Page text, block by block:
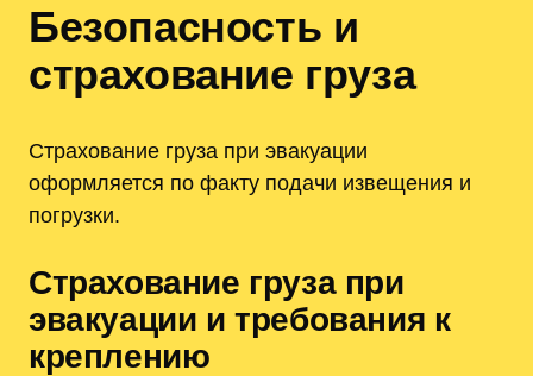
Безопасность и
страхование груза
Страхование груза при эвакуации
оформляется по факту подачи извещения и
погрузки.
Страхование груза при
эвакуации и требования к
креплению